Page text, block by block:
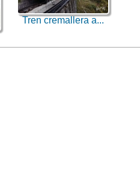
Tren cremallera a...